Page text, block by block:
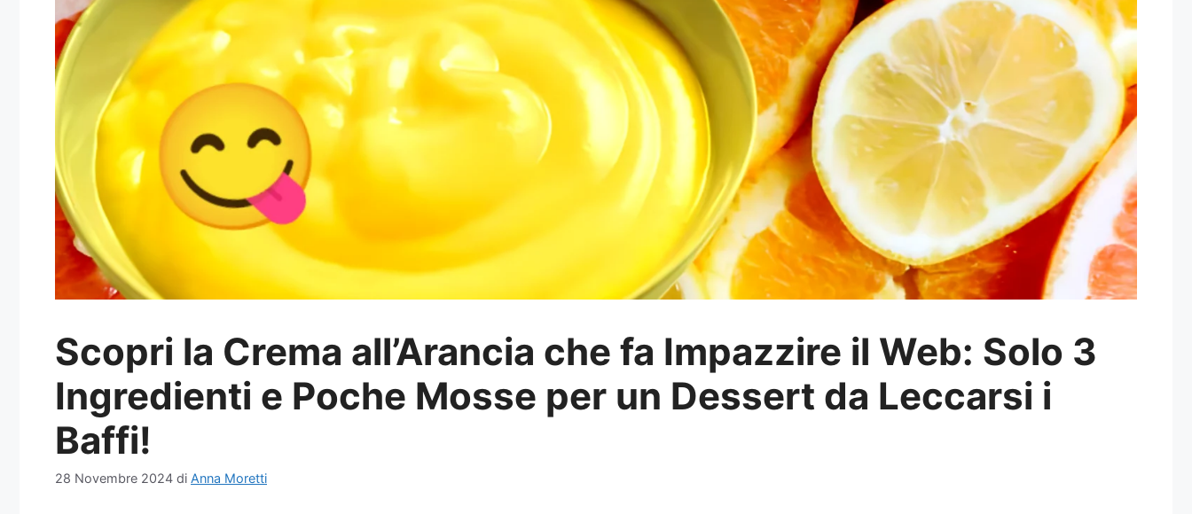
Scopri la Crema all’Arancia che fa Impazzire il Web: Solo 3
Ingredienti e Poche Mosse per un Dessert da Leccarsi i
Baffi!
28 Novembre 2024 di Anna Moretti